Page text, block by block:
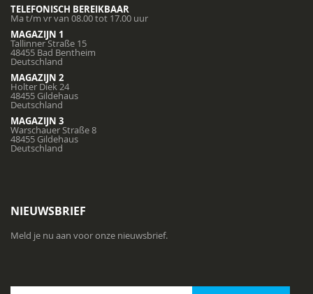
TELEFONISCH BEREIKBAAR
Ma t/m vr van 08.00 tot 17.00 uur
MAGAZIJN 1
Tallinner Straße 15
48455 Bad Bentheim
Deutschland
MAGAZIJN 2
Holter Diek 24
48455 Gildehaus
Deutschland
MAGAZIJN 3
Warschauer Straße 8
48455 Gildehaus
Deutschland
NIEUWSBRIEF
Meld je nu aan voor onze nieuwsbrief.